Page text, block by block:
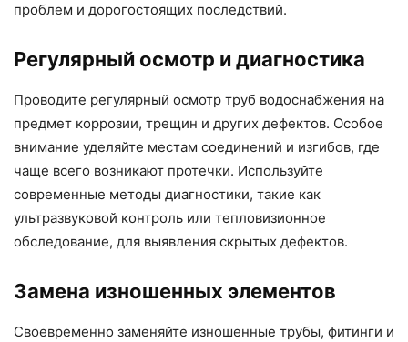
проблем и дорогостоящих последствий.
Регулярный осмотр и диагностика
Проводите регулярный осмотр труб водоснабжения на
предмет коррозии, трещин и других дефектов. Особое
внимание уделяйте местам соединений и изгибов, где
чаще всего возникают протечки. Используйте
современные методы диагностики, такие как
ультразвуковой контроль или тепловизионное
обследование, для выявления скрытых дефектов.
Замена изношенных элементов
Своевременно заменяйте изношенные трубы, фитинги и